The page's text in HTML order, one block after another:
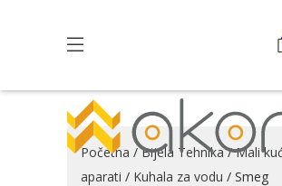
Početna /Bijela Tehnika/Mali
aparati / Kuhala za vodu / Smeg